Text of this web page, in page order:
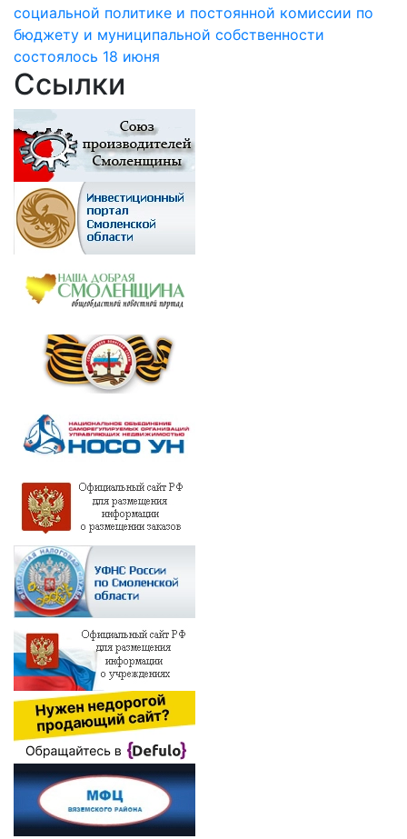
социальной политике и постоянной комиссии по
бюджету и муниципальной собственности
состоялось 18 июня
Ссылки